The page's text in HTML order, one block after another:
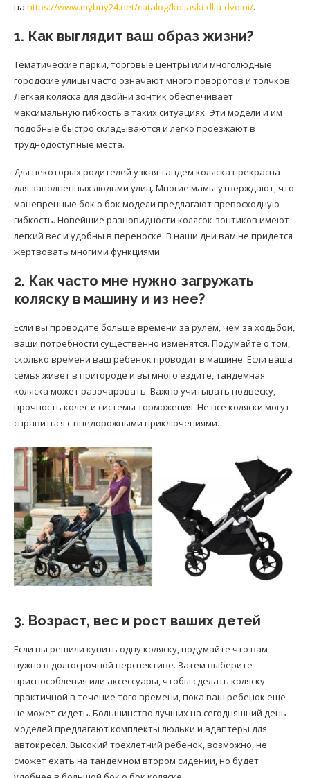
на https://www.mybuy24.net/catalog/koljaski-dlja-dvoini/.
1. Как выглядит ваш образ жизни?
Тематические парки, торговые центры или многолюдные
городские улицы часто означают много поворотов и толчков.
Легкая коляска для двойни зонтик обеспечивает
максимальную гибкость в таких ситуациях. Эти модели и им
подобные быстро складываются и легко проезжают в
труднодоступные места.
Для некоторых родителей узкая тандем коляска прекрасна
для заполненных людьми улиц. Многие мамы утверждают, что
маневренные бок о бок модели предлагают превосходную
гибкость. Новейшие разновидности колясок-зонтиков имеют
легкий вес и удобны в переноске. В наши дни вам не придется
жертвовать многими функциями.
2. Как часто мне нужно загружать
коляску в машину и из нее?
Если вы проводите больше времени за рулем, чем за ходьбой,
ваши потребности существенно изменятся. Подумайте о том,
сколько времени ваш ребенок проводит в машине. Если ваша
семья живет в пригороде и вы много ездите, тандемная
коляска может разочаровать. Важно учитывать подвеску,
прочность колес и системы торможения. Не все коляски могут
справиться с внедорожными приключениями.
3. Возраст, вес и рост ваших детей
Если вы решили купить одну коляску, подумайте что вам
нужно в долгосрочной перспективе. Затем выберите
приспособления или аксессуары, чтобы сделать коляску
практичной в течение того времени, пока ваш ребенок еще
не может сидеть. Большинство лучших на сегодняшний день
моделей предлагают комплекты люльки и адаптеры для
автокресел. Высокий трехлетний ребенок, возможно, не
сможет ехать на тандемном втором сидении, но будет